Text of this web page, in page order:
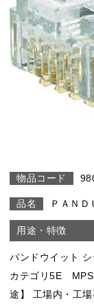
ＰＡＮ
パンドウイット
カテゴリ5E
途】 工場内・工